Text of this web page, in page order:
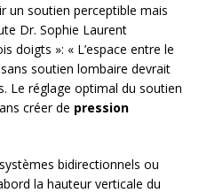
un soutien perceptible mais
Dr. Sophie Laurent
doigts »: « L’espace entre le
soutien lombaire devrait
Le réglage optimal du soutien
créer de pression
bidirectionnels ou
la hauteur verticale du